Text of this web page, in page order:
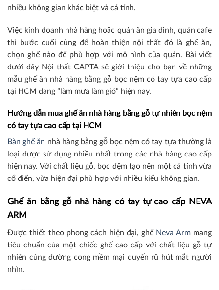
nhiều không gian khác biệt và cá tính.
Việc kinh doanh nhà hàng hoặc quán ăn gia đình, quán cafe
thì bước cuối cùng để hoàn thiện nội thất đó là ghế ăn,
chọn ghế nào để phù hợp với mô hình của quán. Bài viết
dưới đây Nội thất CAPTA sẽ giới thiệu cho bạn về những
mẫu ghế ăn nhà hàng bằng gỗ bọc nệm có tay tựa cao cấp
tại HCM đang “làm mưa làm gió” hiện nay.
Hướng dẫn mua ghế ăn nhà hàng bằng gỗ tự nhiên bọc nệm
có tay tựa cao cấp tại HCM
Bàn ghế ăn nhà hàng bằng gỗ bọc nệm có tay tựa thường là
loại được sử dụng nhiều nhất trong các nhà hàng cao cấp
hiện nay. Với chất liệu gỗ, bọc đệm tạo nên một cá tính vừa
cổ điển, vừa hiện đại phù hợp với nhiều kiểu không gian.
Ghế ăn bằng gỗ nhà hàng có tay tự cao cấp NEVA
ARM
Được thiết theo phong cách hiện đại, ghế Neva Armmang
tiêu chuẩn của một chiếc ghế cao cấp với chất liệu gỗ tự
nhiên cùng đường cong mềm mại quyến rũ hút mắt người
nhìn.